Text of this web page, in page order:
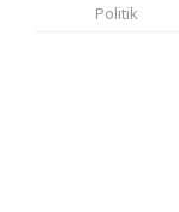
Politik